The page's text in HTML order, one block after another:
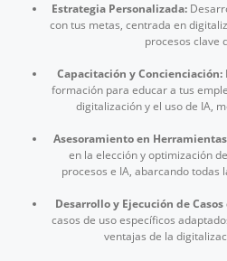
Estrategia Personalizada:
con tus metas, centrada en
procesos clave
Capacitación y Concienciación:
formación para educar a tus
digitalización y el uso de IA,
Asesoramiento en
en la elección y optimización
procesos e IA, abarcando todas
Desarrollo y Ejecución de Casos
casos de uso específicos
ventajas de la